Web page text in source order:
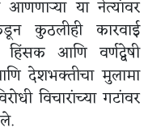
आणणाऱ्या या नेत्यांवर
कुठलीही कारवाई
आणि वर्णद्वेषी
देशभक्तीचा मुलामा
विचारांच्या गटांवर